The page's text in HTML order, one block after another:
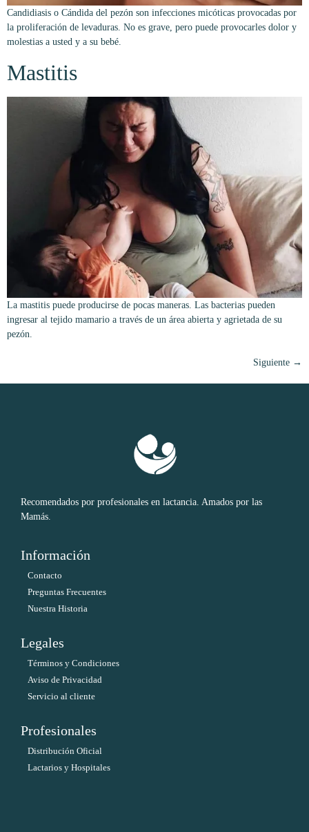
Candidiasis o Cándida del pezón son infecciones micóticas provocadas por
la proliferación de levaduras. No es grave, pero puede provocarles dolor y
molestias a usted y a su bebé.
Mastitis
La mastitis puede producirse de pocas maneras. Las bacterias pueden
ingresar al tejido mamario a través de un área abierta y agrietada de su
pezón.
Siguiente →
Recomendados por profesionales en lactancia. Amados por las
Mamás.
Información
Contacto
Preguntas Frecuentes
Nuestra Historia
Legales
Términos y Condiciones
Aviso de Privacidad
Servicio al cliente
Profesionales
Distribución Oficial
Lactarios y Hospitales